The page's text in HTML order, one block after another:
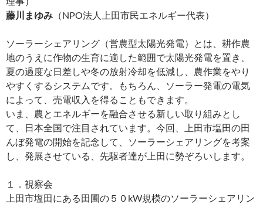
藤川まゆみ （NPO法人上田市民エネルギー代表）
ソーラーシェアリング（営農型太陽光発電）とは、耕作農
地のうえに作物の生育に適した範囲で太陽光発電を置き、
夏の過度な日差しや冬の放射冷却を低減し、農作業をやり
やすくするシステムです。もちろん、ソーラー発電の電気
によって、売電収入を得ることもできます。
いま、農とエネルギーを融合させる新しい取り組みとし
て、日本全国で注目されています。今回、上田市塩田の田
んぼ発電の開始を記念して、ソーラーシェアリングを考案
し、発展させている、先駆者達が上田に勢ぞろいします。
１．視察会
上田市塩田にある田圃の５０kW規模のソーラーシェアリン